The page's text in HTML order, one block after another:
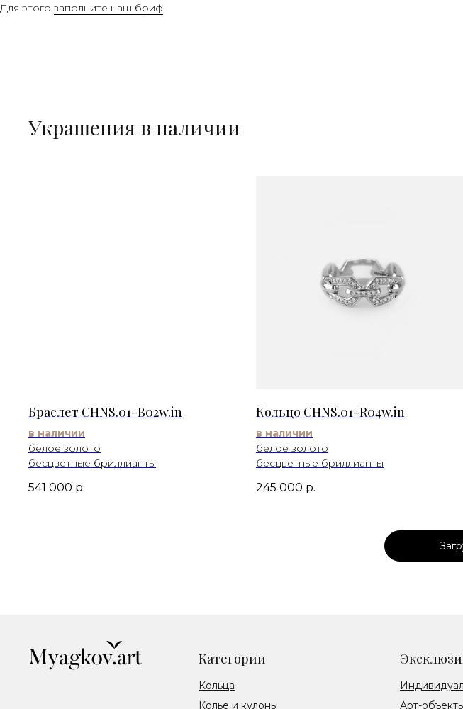
Для этого заполните наш бриф.
Украшения в наличии
Браслет CHNS.01-B02w.in
в наличии
белое золото
бесцветные бриллианты
541 000 р.
Кольцо CHNS.01-R04w.in
в наличии
белое золото
бесцветные бриллианты
245 000 р.
Категории
Арт-
Колье и кулоны
Кольца